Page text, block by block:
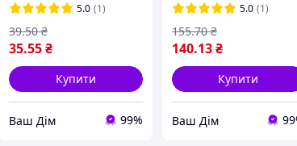
5.0 (1)
35.55₴
39.50 ₴
Купити
Ваш Дім 99%
5.0 (1)
140.13 ₴
155.70 ₴
Купити
Ваш Дім